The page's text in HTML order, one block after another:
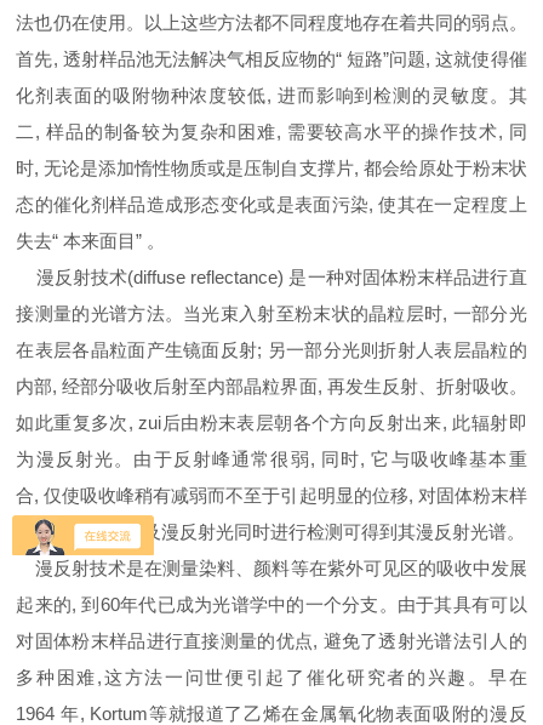
法也仍在使用。以上这些方法都不同程度地存在着共同的弱点。
首先, 透射样品池无法解决气相反应物的“ 短路”问题, 这就使得催
化剂表面的吸附物种浓度较低, 进而影响到检测的灵敏度。其
二, 样品的制备较为复杂和困难, 需要较高水平的操作技术, 同
时, 无论是添加惰性物质或是压制自支撑片, 都会给原处于粉末状
态的催化剂样品造成形态变化或是表面污染, 使其在一定程度上
失去“ 本来面目” 。
漫反射技术(diffuse reflectance) 是一种对固体粉末样品进行直
接测量的光谱方法。当光束入射至粉末状的晶粒层时, 一部分光
在表层各晶粒面产生镜面反射; 另一部分光则折射人表层晶粒的
内部, 经部分吸收后射至内部晶粒界面, 再发生反射、折射吸收。
如此重复多次, zui后由粉末表层朝各个方向反射出来, 此辐射即
为漫反射光。由于反射峰通常很弱, 同时, 它与吸收峰基本重
合, 仅使吸收峰稍有减弱而不至于引起明显的位移, 对固体粉末样
品的镜面反射光及漫反射光同时进行检测可得到其漫反射光谱。
漫反射技术是在测量染料、颜料等在紫外可见区的吸收中发展
起来的, 到60年代已成为光谱学中的一个分支。由于其具有可以
对固体粉末样品进行直接测量的优点, 避免了透射光谱法引人的
多种困难,这方法一问世便引起了催化研究者的兴趣。早在
1964 年, Kortum等就报道了乙烯在金属氧化物表面吸附的漫反